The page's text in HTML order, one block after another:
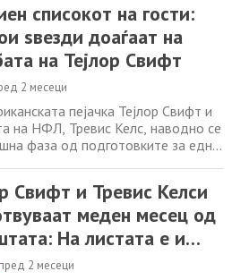
списокот на гости:
ѕвезди доаѓаат на
на Тејлор Свифт
2 месеци
пејачка Тејлор Свифт и
на НФЛ, Тревис Келс, наводно се
фаза од подготовките за една
шпекулираше дека двојката ќе
за време на викендот за Денот на
на САД во Њујорк, се чини
оттогаш се променија
Свифт и Тревис Келси
меден месец од
На листата е и
пред 2 месеци